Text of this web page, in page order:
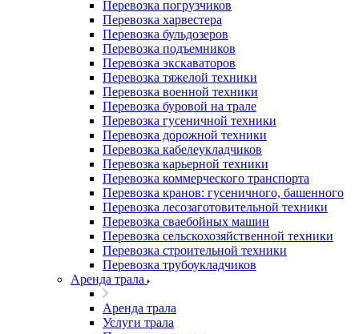
Перевозка погрузчиков
Перевозка харвестера
Перевозка бульдозеров
Перевозка подъемников
Перевозка экскаваторов
Перевозка тяжелой техники
Перевозка военной техники
Перевозка буровой на трале
Перевозка гусеничной техники
Перевозка дорожной техники
Перевозка кабелеукладчиков
Перевозка карьерной техники
Перевозка коммерческого транспорта
Перевозка кранов: гусеничного, башенного
Перевозка лесозаготовительной техники
Перевозка сваебойных машин
Перевозка сельскохозяйственной техники
Перевозка строительной техники
Перевозка трубоукладчиков
Аренда трала
Аренда трала
Услуги трала